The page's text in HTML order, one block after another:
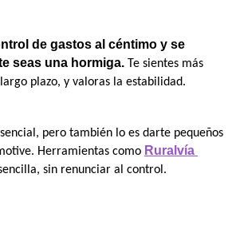
de gastos al céntimo y se
seas una hormiga. Te sientes más
plazo, y valoras la estabilidad.
pero también lo es darte pequeños
Herramientas como Ruralvía
sin renunciar al control.